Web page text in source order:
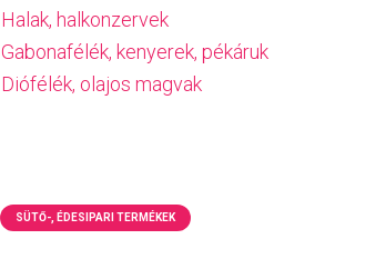
Halak, halkonzervek
Gabonafélék, kenyerek, pékáruk
Diófélék, olajos magvak
SÜTŐ-, ÉDESIPARI TERMÉKEK